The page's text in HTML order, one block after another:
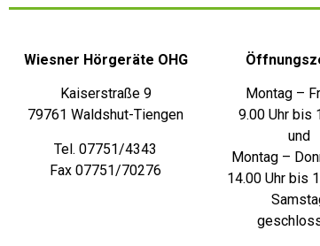
Wiesner Hörgeräte OHG
Kaiserstraße 9
79761 Waldshut-Tiengen
Tel. 07751/4343
Fax 07751/70276
Montag –
9.00 Uhr bis
und
Montag –
14.00 Uhr bis